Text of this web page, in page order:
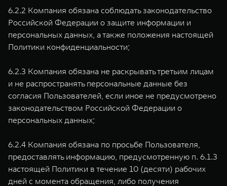
6.2.2 Компания обязана соблюдать законодательство
Российской Федерации о защите информации и
персональных данных, а также положения настоящей
Политики конфиденциальности;
6.2.3 Компания обязана не раскрывать третьим лицам
и не распространять персональные данные без
согласия Пользователей, если иное не предусмотрено
законодательством Российской Федерации о
персональных данных;
6.2.4 Компания обязана по просьбе Пользователя,
предоставлять информацию, предусмотренную п. 6.1.3
настоящей Политики в течение 10 (десяти) рабочих
дней с момента обращения, либо получения